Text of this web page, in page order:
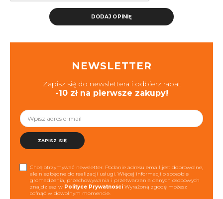
DODAJ OPINIĘ
NEWSLETTER
Zapisz się do newslettera i odbierz rabat
-10 zł na pierwsze zakupy!
ZAPISZ SIĘ
Chcę otrzymywać newsletter. Podanie adresu email jest dobrowolne,
ale niezbędne do realizacji usługi. Więcej informacji o sposobie
gromadzenia, przechowywania i przetwarzania danych osobowych
znajdziesz w Polityce Prywatności Wyrażoną zgodę możesz
cofnąć w dowolnym momencie.